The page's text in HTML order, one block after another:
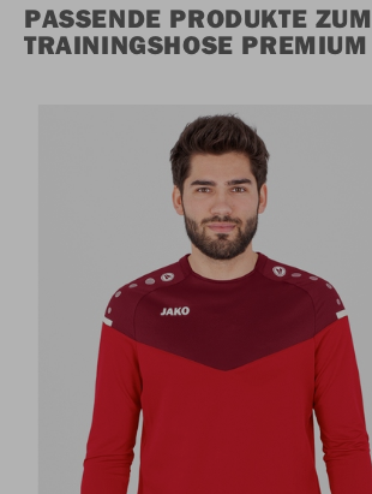
PASSENDE PRODUKTE ZUM
TRAININGSHOSE PREMIUM